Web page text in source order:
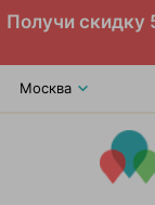
Получи скидку
Москва